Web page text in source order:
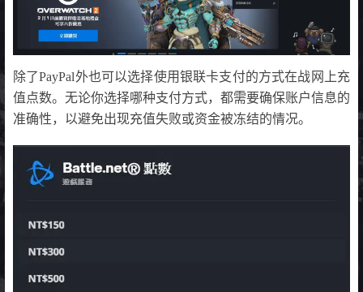
除了PayPal外也可以选择使用银联卡支付的方式在战网上充
值点数。无论你选择哪种支付方式，都需要确保账户信息的
准确性，以避免出现充值失败或资金被冻结的情况。